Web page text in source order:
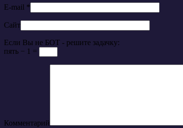
E-mail *
Сайт
Если Вы не БОТ - решите задачку:
пять − 1 =
Комментарий